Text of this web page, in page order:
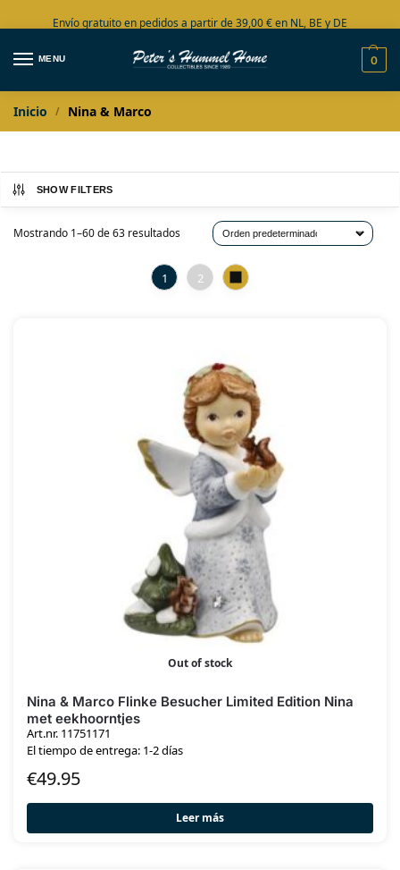
Envío gratuito en pedidos a partir de 39,00 € en NL, BE y DE
Amplia colección en stock
MENU 0
Inicio / Nina & Marco
SHOW FILTERS
Mostrando 1–60 de 63 resultados
1 2
Out of stock
Nina & Marco Flinke Besucher Limited Edition Nina
met eekhoorntjes
Art.nr. 11751171
El tiempo de entrega: 1-2 días
€49.95
Leer más